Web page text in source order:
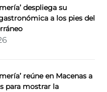
despliega su
a los pies del
reúne en Macenas a
para mostrar la